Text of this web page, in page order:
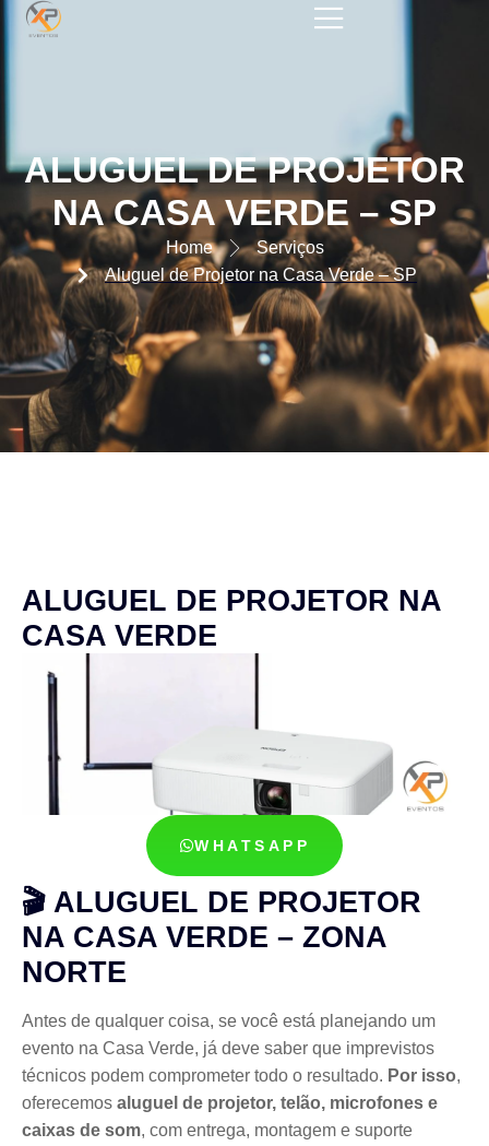
ALUGUEL DE PROJETOR
NA CASA VERDE – SP
Home
Serviços
Aluguel de Projetor na Casa Verde – SP
ALUGUEL DE PROJETOR NA
CASA VERDE
WHATSAPP
🎬 ALUGUEL DE PROJETOR
NA CASA VERDE – ZONA
NORTE
Antes de qualquer coisa, se você está planejando um
evento na Casa Verde, já deve saber que imprevistos
técnicos podem comprometer todo o resultado. Por isso,
oferecemos aluguel de projetor, telão, microfones e
caixas de som, com entrega, montagem e suporte